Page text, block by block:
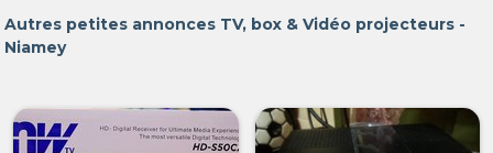
Autres petites annonces TV, box & Vidéo projecteurs -
Niamey